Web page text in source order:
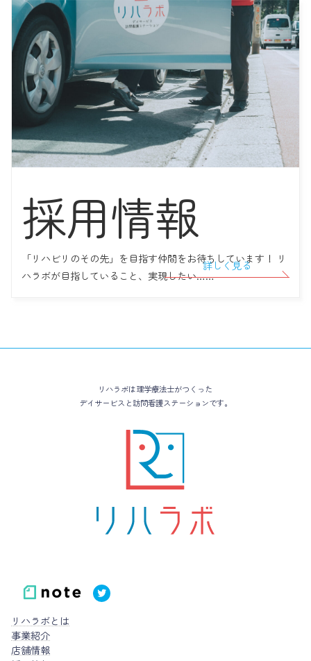
多様な強みを併せ持つ、リハラボ訪問看護部門リハビリチームのご
紹介｜主任/理学療法士・目代桃子さん
2022年09月14日
【予告！会社説明会】 リハラボ町田、看護師を募集！
2022年09月05日
いつまでたっても社会勉強！ リハラボ高円寺とAさんの10年間の軌
跡
【お知らせ】 2022年9月よりリハラボ町田に「言語聴覚士」 がメン
バーとして加わります！
採用情報
「リハビリのその先」を目指す仲間をお待ちしています！ リ
ハラボが目指していること、実現したい……
詳しく見る
リハラボは理学療法士がつくった
デイサービスと訪問看護ステーションです。
リハラボとは
事業紹介
店舗情報